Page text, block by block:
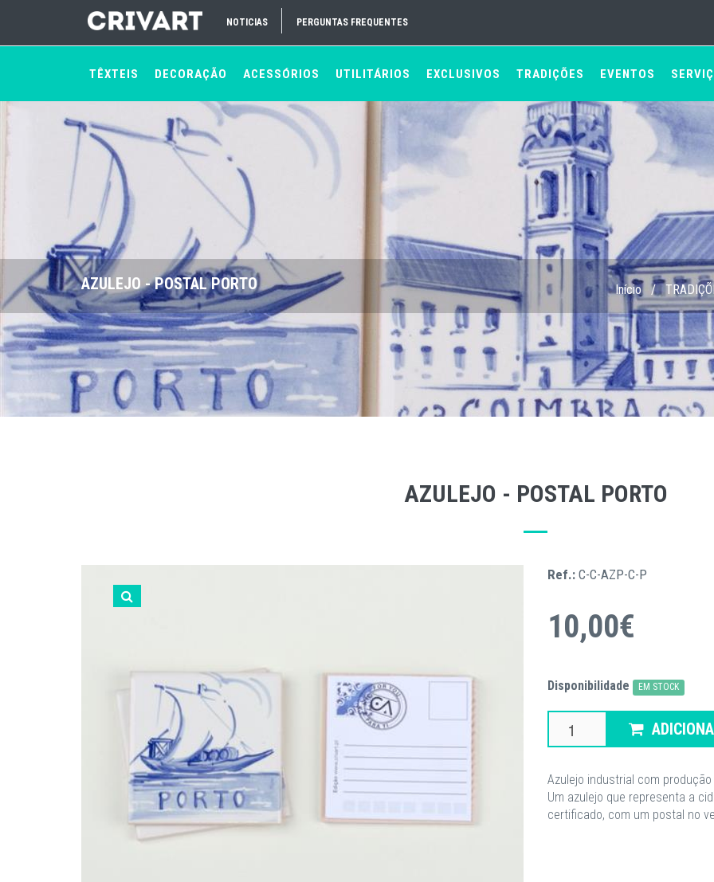
NOTICIAS PERGUNTAS FREQUENTES
TÊXTEIS DECORAÇÃO ACESSÓRIOS UTILITÁRIOS EXCLUSIVOS TRADIÇÕES EVENTOS
AZULEJO - POSTAL PORTO Início /
AZULEJO - POSTAL PORTO
Ref.: C-C-AZP-C-P
10,00€
Disponibilidade EM STOCK
Azulejo industrial com
Um azulejo que representa a
certificado, com um postal no